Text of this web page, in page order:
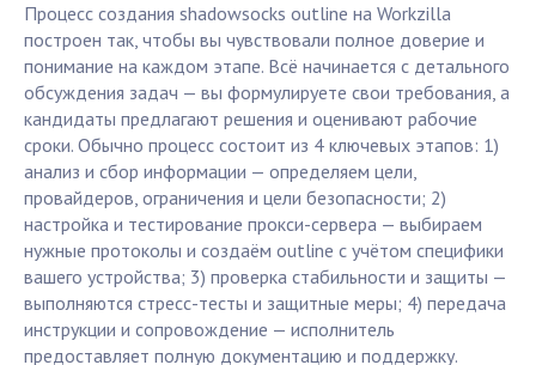
Процесс создания shadowsocks outline на Workzilla
построен так, чтобы вы чувствовали полное доверие и
понимание на каждом этапе. Всё начинается с детального
обсуждения задач — вы формулируете свои требования, а
кандидаты предлагают решения и оценивают рабочие
сроки. Обычно процесс состоит из 4 ключевых этапов: 1)
анализ и сбор информации — определяем цели,
провайдеров, ограничения и цели безопасности; 2)
настройка и тестирование прокси-сервера — выбираем
нужные протоколы и создаём outline с учётом специфики
вашего устройства; 3) проверка стабильности и защиты —
выполняются стресс-тесты и защитные меры; 4) передача
инструкции и сопровождение — исполнитель
предоставляет полную документацию и поддержку.